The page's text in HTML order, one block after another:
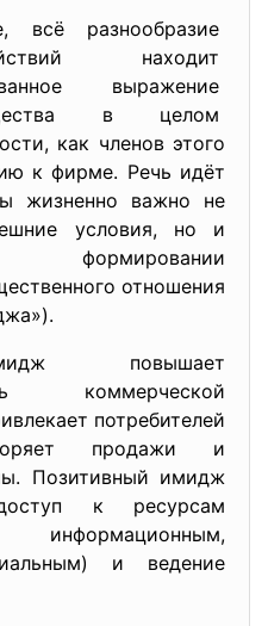
разнообразие
находит
выражение
в целом
как членов этого
к фирме. Речь идёт
жизненно важно не
условия, но и
отношения
повышает
коммерческой
потребителей
продажи и
Позитивный имидж
к ресурсам
и ведение